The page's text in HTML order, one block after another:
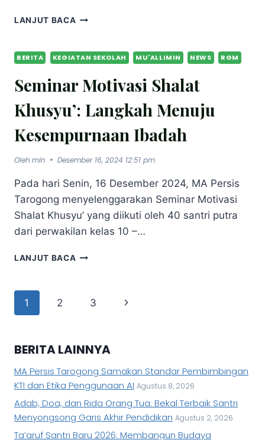
LANJUT BACA
BERITA KEGIATAN SEKOLAH MU'ALLIMIN NEWS RGM
Seminar Motivasi Shalat
Khusyu’: Langkah Menuju
Kesempurnaan Ibadah
Oleh mln Desember 16, 2024 12:51 pm
Pada hari Senin, 16 Desember 2024, MA Persis
Tarogong menyelenggarakan Seminar Motivasi
Shalat Khusyu’ yang diikuti oleh 40 santri putra
dari perwakilan kelas 10 –…
LANJUT BACA
1 2 3
BERITA LAINNYA
MA Persis Tarogong Samakan Standar Pembimbingan
KTI dan Etika Penggunaan AI Agustus 8, 2026
Adab, Doa, dan Rida Orang Tua: Bekal Terbaik Santri
Menyongsong Garis Akhir Pendidikan Agustus 2, 2026
Ta’aruf Santri Baru 2026: Membangun Budaya